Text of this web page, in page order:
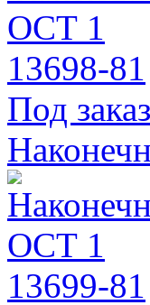
Под заказ